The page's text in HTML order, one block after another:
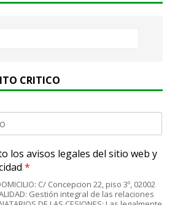
CRITICO
los avisos legales del sitio web y
*
C/ Concepcion 22, piso 3º, 02002
Gestión integral de las relaciones